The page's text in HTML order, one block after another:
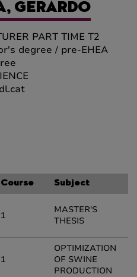
GERARDO
PART TIME T2
degree / pre-EHEA
Course Subject
1
MASTER'S
THESIS
1
OPTIMIZATION
OF SWINE
PRODUCTION